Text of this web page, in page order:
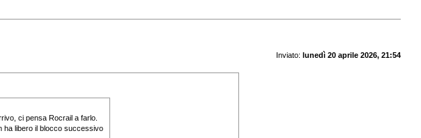
Inviato: lunedì 20 aprile 2026, 21:54
ci pensa Rocrail a farlo.
ha libero il blocco successivo